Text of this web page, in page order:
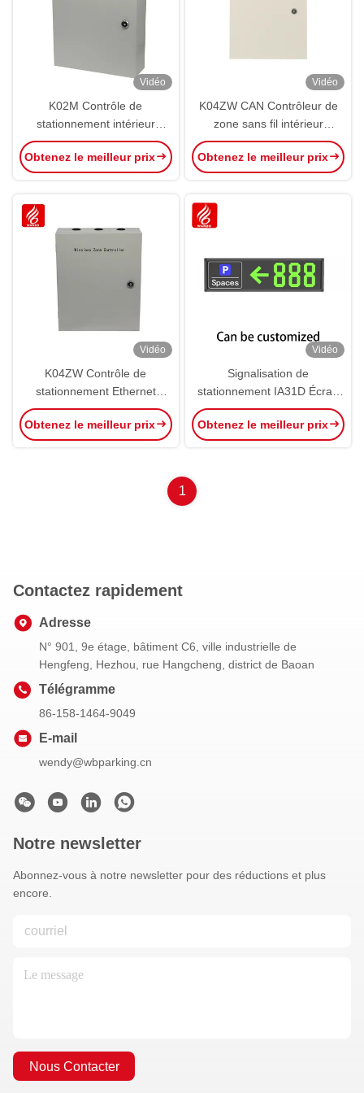
Vidéo
K02M Contrôle de
stationnement intérieur
contrôleur centralisé PGS
Core RS485 CAN Bus
Ultrasons
Obtenez le meilleur prix
Vidéo
K04ZW CAN Contrôleur de
zone sans fil intérieur
Contrôle de stationnement
par ultrasons PGS
Obtenez le meilleur prix
Vidéo
K04ZW Contrôle de
stationnement Ethernet
Contrôleur de zone sans fil
intérieur PGS ultrasonique
Obtenez le meilleur prix
Vidéo
Signalisation de
stationnement IA31D Écran
de guidage intérieur OEM
ODM Oneway Wayfinder
Board PGS
Obtenez le meilleur prix
1
Contactez rapidement
Adresse
N° 901, 9e étage, bâtiment C6, ville industrielle de
Hengfeng, Hezhou, rue Hangcheng, district de Baoan
Télégramme
86-158-1464-9049
E-mail
wendy@wbparking.cn
Notre newsletter
Abonnez-vous à notre newsletter pour des réductions et plus
encore.
Nous Contacter